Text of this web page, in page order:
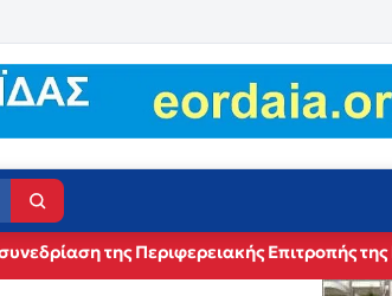
της Περιφερειακής Επιτροπής